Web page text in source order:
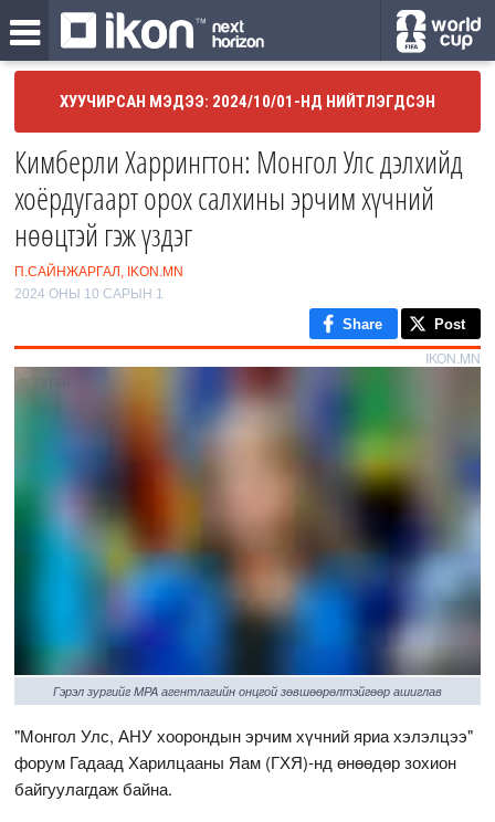
ХУУЧИРСАН МЭДЭЭ: 2024/10/01-НД НИЙТЛЭГДСЭН
Кимберли Харрингтон: Монгол Улс дэлхийд
хоёрдугаарт орох салхины эрчим хүчний
нөөцтэй гэж үздэг
П.САЙНЖАРГАЛ, IKON.MN
2024 ОНЫ 10 САРЫН 1
Share Post
IKON.MN
Гэрэл зургийг MPA агентлагийн онцгой зөвшөөрөлтэйгөөр ашиглав
"Монгол Улс, АНУ хоорондын эрчим хүчний яриа хэлэлцээ"
форум Гадаад Харилцааны Яам (ГХЯ)-нд өнөөдөр зохион
байгуулагдаж байна.